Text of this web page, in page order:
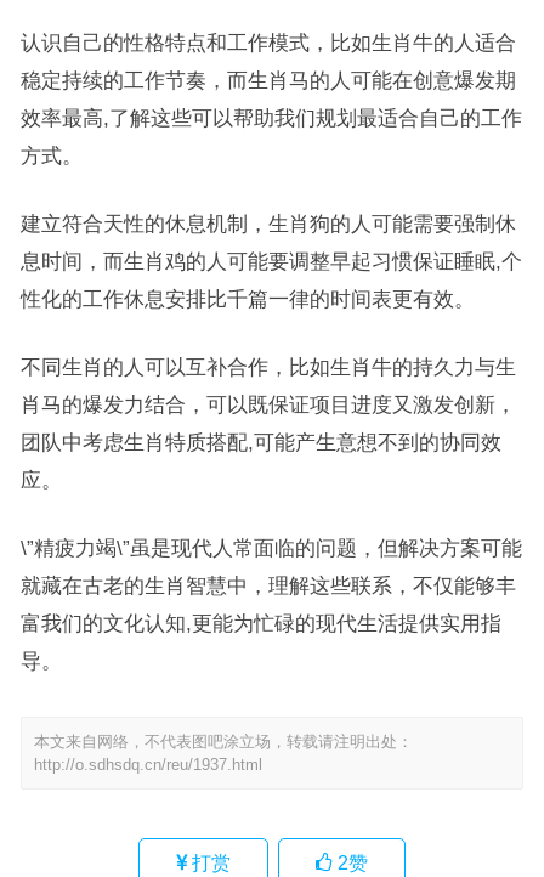
认识自己的性格特点和工作模式，比如生肖牛的人适合
稳定持续的工作节奏，而生肖马的人可能在创意爆发期
效率最高,了解这些可以帮助我们规划最适合自己的工作
方式。
建立符合天性的休息机制，生肖狗的人可能需要强制休
息时间，而生肖鸡的人可能要调整早起习惯保证睡眠,个
性化的工作休息安排比千篇一律的时间表更有效。
不同生肖的人可以互补合作，比如生肖牛的持久力与生
肖马的爆发力结合，可以既保证项目进度又激发创新，
团队中考虑生肖特质搭配,可能产生意想不到的协同效
应。
\”精疲力竭\”虽是现代人常面临的问题，但解决方案可能
就藏在古老的生肖智慧中，理解这些联系，不仅能够丰
富我们的文化认知,更能为忙碌的现代生活提供实用指
导。
本文来自网络，不代表图吧涂立场，转载请注明出处：
http://o.sdhsdq.cn/reu/1937.html
打赏 2赞